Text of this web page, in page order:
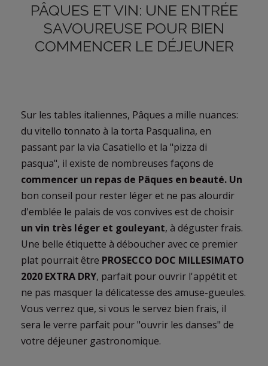
PÂQUES ET VIN: UNE ENTRÉE
SAVOUREUSE POUR BIEN
COMMENCER LE DÉJEUNER
Sur les tables italiennes, Pâques a mille nuances:
du vitello tonnato à la torta Pasqualina, en
passant par la via Casatiello et la "pizza di
pasqua", il existe de nombreuses façons de
commencer un repas de Pâques en beauté. Un
bon conseil pour rester léger et ne pas alourdir
d'emblée le palais de vos convives est de choisir
un vin très léger et gouleyant, à déguster frais.
Une belle étiquette à déboucher avec ce premier
plat pourrait être PROSECCO DOC MILLESIMATO
2020 EXTRA DRY, parfait pour ouvrir l'appétit et
ne pas masquer la délicatesse des amuse-gueules.
Vous verrez que, si vous le servez bien frais, il
sera le verre parfait pour "ouvrir les danses" de
votre déjeuner gastronomique.